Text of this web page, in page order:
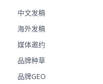
中文发稿
海外发稿
媒体邀约
品牌种草
品牌GEO